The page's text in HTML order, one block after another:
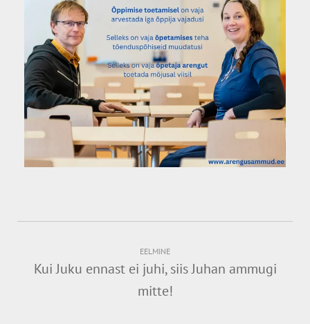
EELMINE
Kui Juku ennast ei juhi, siis Juhan ammugi
mitte!